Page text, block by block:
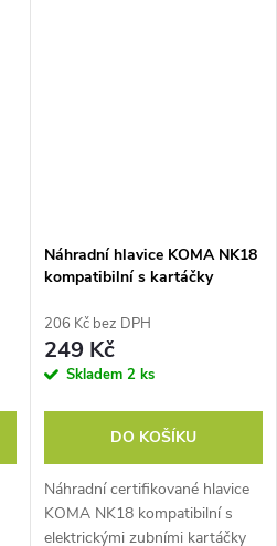
Náhradní hlavice KOMA NK18
kompatibilní s kartáčky
HX9004, 4ks
206 Kč bez DPH
249 Kč
Skladem 2 ks
DO KOŠÍKU
Náhradní certifikované hlavice
KOMA NK18 kompatibilní s
elektrickými zubními kartáčky